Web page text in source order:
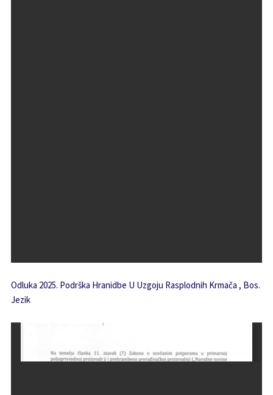
Odluka 2025. Podrška Hranidbe U Uzgoju Rasplodnih Krmača , Bos.
Jezik